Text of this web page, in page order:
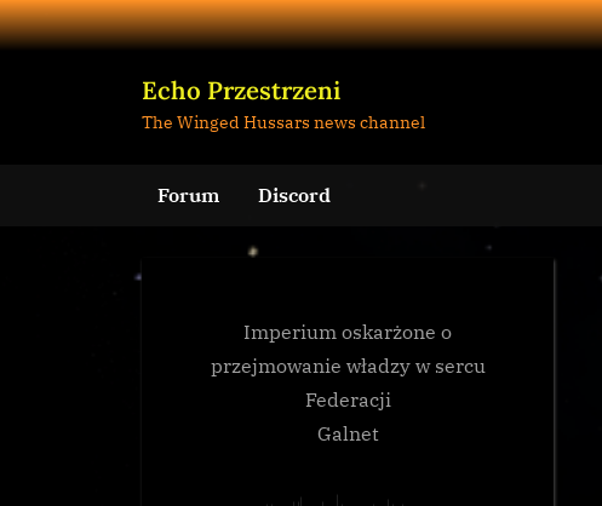
Skip
to
Echo Przestrzeni
The Winged Hussars news channel
Forum Discord
Imperium oskarżone o
przejmowanie władzy w sercu
Federacji
Galnet